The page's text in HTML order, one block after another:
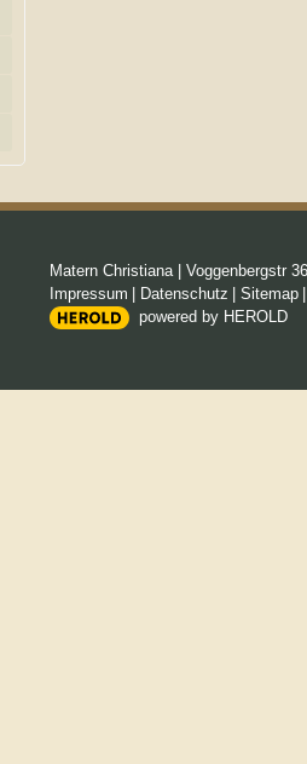
Matern Christiana| Voggenbergstr 36
Impressum
Datenschutz Sitemap
powered by HEROLD